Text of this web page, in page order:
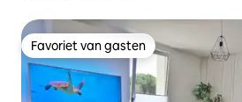
Favoriet van gasten
Favoriet van gasten